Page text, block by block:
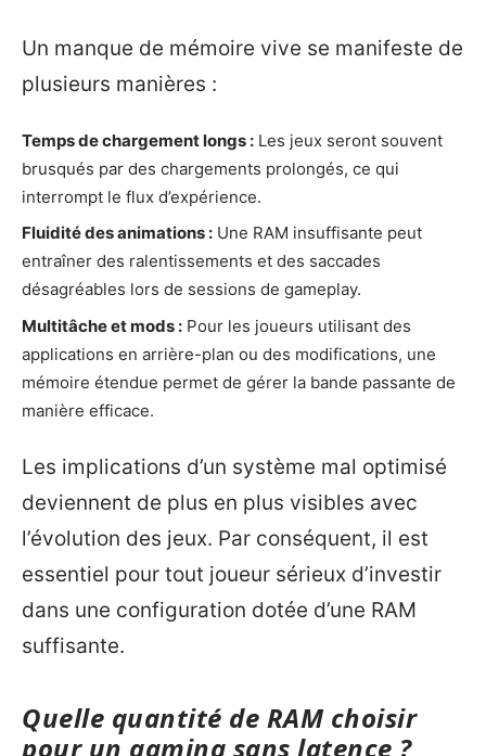
Un manque de mémoire vive se manifeste de
plusieurs manières :
Temps de chargement longs : Les jeux seront souvent
brusqués par des chargements prolongés, ce qui
interrompt le flux d’expérience.
Fluidité des animations : Une RAM insuffisante peut
entraîner des ralentissements et des saccades
désagréables lors de sessions de gameplay.
Multitâche et mods : Pour les joueurs utilisant des
applications en arrière-plan ou des modifications, une
mémoire étendue permet de gérer la bande passante de
manière efficace.
Les implications d’un système mal optimisé
deviennent de plus en plus visibles avec
l’évolution des jeux. Par conséquent, il est
essentiel pour tout joueur sérieux d’investir
dans une configuration dotée d’une RAM
suffisante.
Quelle quantité de RAM choisir
pour un gaming sans latence ?